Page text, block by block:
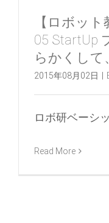
【ロボッ
05 StartUp
らかくして
2015年08月02日
ロボ研ベーシ
Read More